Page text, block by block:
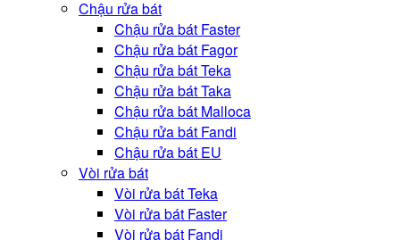
Chậu rửa bát
Chậu rửa bát Faster
Chậu rửa bát Fagor
Chậu rửa bát Teka
Chậu rửa bát Taka
Chậu rửa bát Malloca
Chậu rửa bát Fandi
Chậu rửa bát EU
Vòi rửa bát
Vòi rửa bát Teka
Vòi rửa bát Faster
Vòi rửa bát Fandi